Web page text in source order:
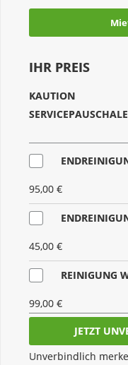
IHR PREIS
KAUTION
SERVICEPAUSCHALE
95,00 €
45,00 €
REINIGUNG
99,00 €
SET
45,00 €
Unverbindlich